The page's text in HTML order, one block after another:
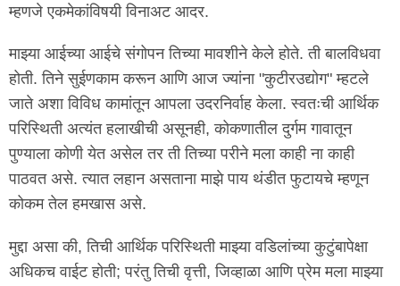
म्हणजे एकमेकांविषयी विनाअट आदर.
माझ्या आईच्या आईचे संगोपन तिच्या मावशीने केले होते. ती बालविधवा
होती. तिने सुईणकाम करून आणि आज ज्यांना "कुटीरउद्योग" म्हटले
जाते अशा विविध कामांतून आपला उदरनिर्वाह केला. स्वतःची आर्थिक
परिस्थिती अत्यंत हलाखीची असूनही, कोकणातील दुर्गम गावातून
पुण्याला कोणी येत असेल तर ती तिच्या परीने मला काही ना काही
पाठवत असे. त्यात लहान असताना माझे पाय थंडीत फुटायचे म्हणून
कोकम तेल हमखास असे.
मुद्दा असा की, तिची आर्थिक परिस्थिती माझ्या वडिलांच्या कुटुंबापेक्षा
अधिकच वाईट होती; परंतु तिची वृत्ती, जिव्हाळा आणि प्रेम मला माझ्या